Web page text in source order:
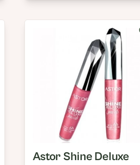
Astor Shine Deluxe